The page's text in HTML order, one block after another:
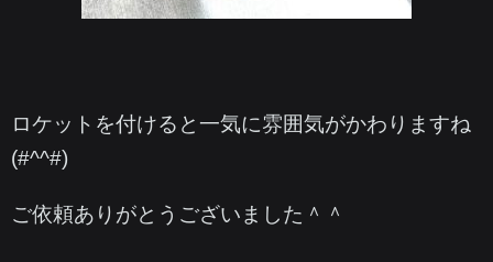
ロケットを付けると一気に雰囲気がかわりますね
(#^^#)
ご依頼ありがとうございました＾＾